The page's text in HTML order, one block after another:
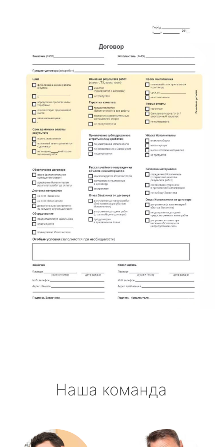
Наша команда